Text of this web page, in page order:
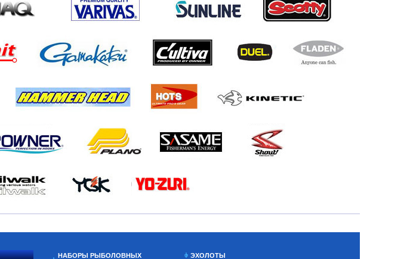
НАБОРЫ РЫБОЛОВНЫХ ЭХОЛОТЫ